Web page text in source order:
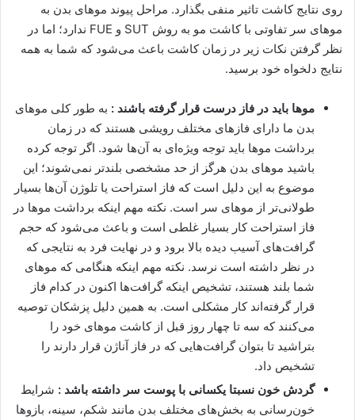
روی نتایج کاشت تاثیر منفی بگذارد. مراحل پیوند موهای بدن به
موهای سر تفاوتی با کاشت مو به روش SUT و FUE ندارد؛ اما در
نظر گرفتن نکات زیر در زمان کاشت باعث می‌شود که شما به همه
نتایج دلخواه خود برسید.
موها باید در فاز درست قرار گرفته باشند : به طور کلی موهای
بدن ما دارای فازهای مختلف رویشی هستند که در زمان
برداشت موها باید توجه ویژه‌ای به آن‌ها شود. اگر توجه کرده
باشید موهای بدن هرگز از حد مشخصی بلندتر نمی‌شوند؛ این
موضوع به این دلیل است که فاز استراحت یا تلوژن آن‌ها بسیار
طولانی‌تر از موهای سر است. نکته مهم اینکه برداشت موها در
فاز استراحت کار بسیار غلطی است و باعث می‌شود که حجم
گرافت‌های آسیب دیده بالا برود و در نهایت فرد به نتایجی که
در نظر داشته است نرسد. نکته مهم اینکه هنگامی که موهای
شما بلند هستند، تشخیص اینکه گرافت‌ها اکنون در کدام فاز
قرار گرفته‌اند کار مشکلی است. به همین دلیل پزشکان توصیه
می‌کنند که سه تا چهار روز قبل از کاشت موهای خود را
بتراشید تا بتوان گرافت‌هایی که در فاز آناژن قرار دارند را
تشخیص داد.
گردش خون نسبتا یکسانی با پوست سر داشته باشد : شرایط
خون‌رسانی به بخش‌های مختلف بدن مانند شکم، سینه، بازوها